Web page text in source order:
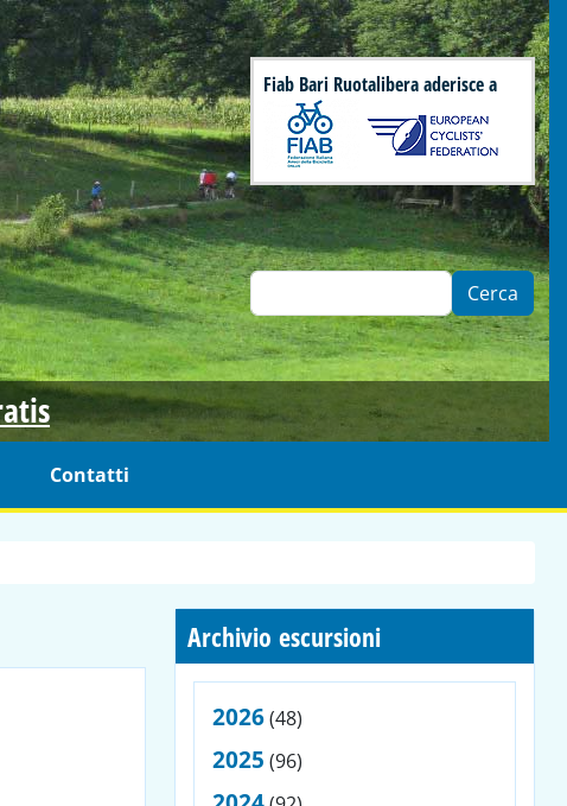
Fiab Bari Ruotalibera aderisce a
Cerca
Contatti
Archivio escursioni
2026(48)
2025 (96)